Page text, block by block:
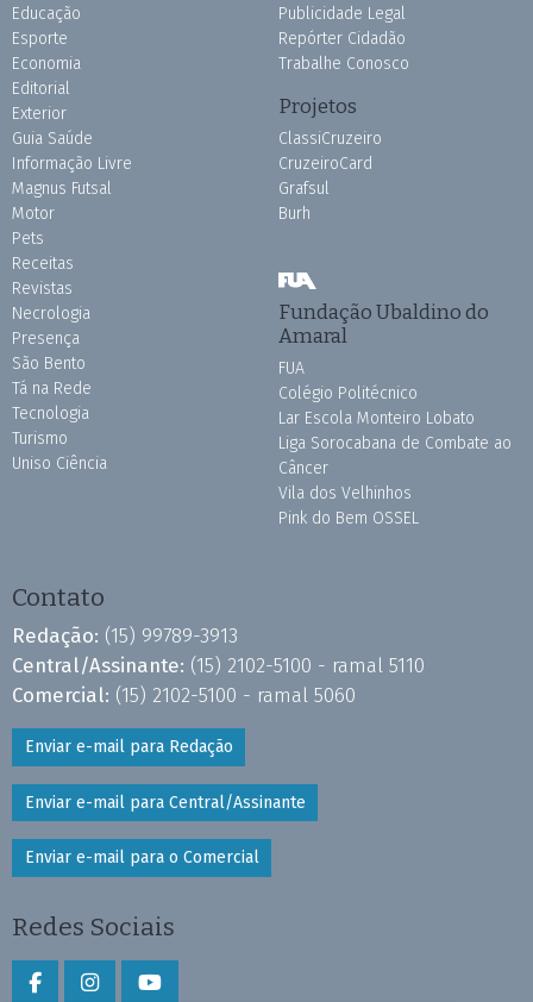
Educação
Esporte
Economia
Editorial
Exterior
Guia Saúde
Informação Livre
Magnus Futsal
Motor
Pets
Receitas
Revistas
Necrologia
Presença
São Bento
Tá na Rede
Tecnologia
Turismo
Uniso Ciência
Publicidade Legal
Repórter Cidadão
Trabalhe Conosco
Projetos
ClassiCruzeiro
CruzeiroCard
Grafsul
Burh
Fundação Ubaldino do
Amaral
FUA
Colégio Politécnico
Lar Escola Monteiro Lobato
Liga Sorocabana de Combate ao
Câncer
Vila dos Velhinhos
Pink do Bem OSSEL
Contato
Redação: (15) 99789-3913
Central/Assinante: (15) 2102-5100 - ramal 5110
Comercial: (15) 2102-5100 - ramal 5060
Enviar e-mail para Redação
Enviar e-mail para Central/Assinante
Enviar e-mail para o Comercial
Redes Sociais